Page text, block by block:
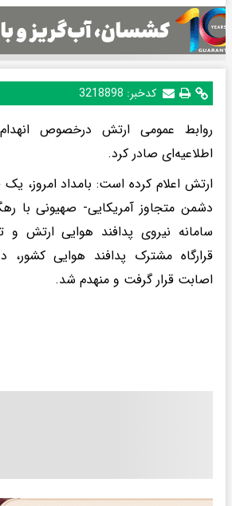
کدخبر: 3218898
روابط عمومی ارتش درخصوص
اطلاعیه‌ای صادر کرد.
ارتش اعلام کرده است: بامداد امروز، یک
دشمن متجاوز آمریکایی- صهیونی با
سامانه‌ نیروی پدافند هوایی ارتش
قرارگاه مشترک پدافند هوایی
اصابت قرار گرفت و منهدم شد.